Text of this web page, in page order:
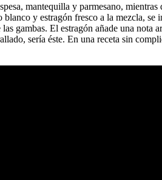
mantequilla y parmesano, mientras
y estragón fresco a la mezcla, se
gambas. El estragón añade una nota
sería éste. En una receta sin